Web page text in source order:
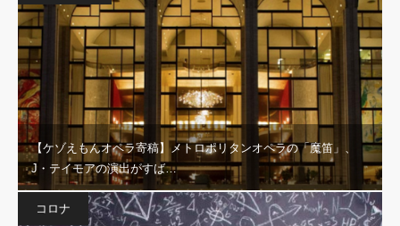
【ケゾえもんオペラ寄稿】メトロポリタンオペラの「魔笛」、
J・テイモアの演出がすば…
コロナ